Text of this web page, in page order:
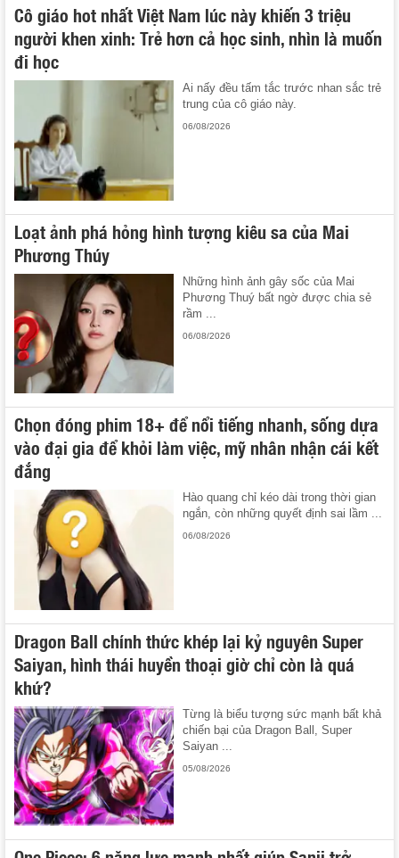
Cô giáo hot nhất Việt Nam lúc này khiến 3 triệu
người khen xinh: Trẻ hơn cả học sinh, nhìn là muốn
đi học
Ai nấy đều tấm tắc trước nhan sắc trẻ
trung của cô giáo này.
06/08/2026
Loạt ảnh phá hỏng hình tượng kiêu sa của Mai
Phương Thúy
Những hình ảnh gây sốc của Mai
Phương Thuý bất ngờ được chia sẻ
rầm ...
06/08/2026
Chọn đóng phim 18+ để nổi tiếng nhanh, sống dựa
vào đại gia để khỏi làm việc, mỹ nhân nhận cái kết
đắng
Hào quang chỉ kéo dài trong thời gian
ngắn, còn những quyết định sai lầm ...
06/08/2026
Dragon Ball chính thức khép lại kỷ nguyên Super
Saiyan, hình thái huyền thoại giờ chỉ còn là quá
khứ?
Từng là biểu tượng sức mạnh bất khả
chiến bại của Dragon Ball, Super
Saiyan ...
05/08/2026